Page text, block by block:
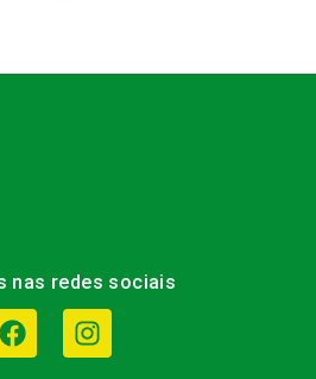
nas redes sociais